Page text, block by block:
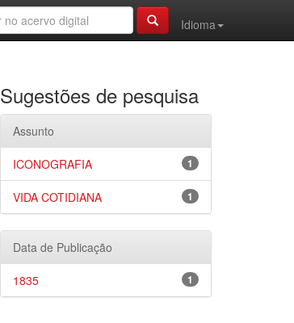
Idioma
Sugestões de pesquisa
Assunto
1
ICONOGRAFIA
1
VIDA COTIDIANA
Data de Publicação
1
1835